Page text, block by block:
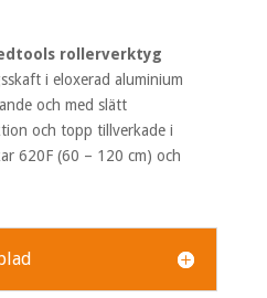
rollerverktyg
i eloxerad aluminium
och med slätt
och topp tillverkade i
620F (60 – 120 cm) och